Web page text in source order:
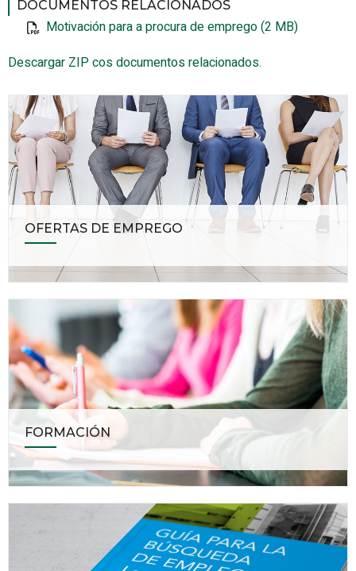
DOCUMENTOS RELACIONADOS
Motivación para a procura de emprego (2 MB)
Descargar ZIP cos documentos relacionados.
OFERTAS DE EMPREGO
FORMACIÓN